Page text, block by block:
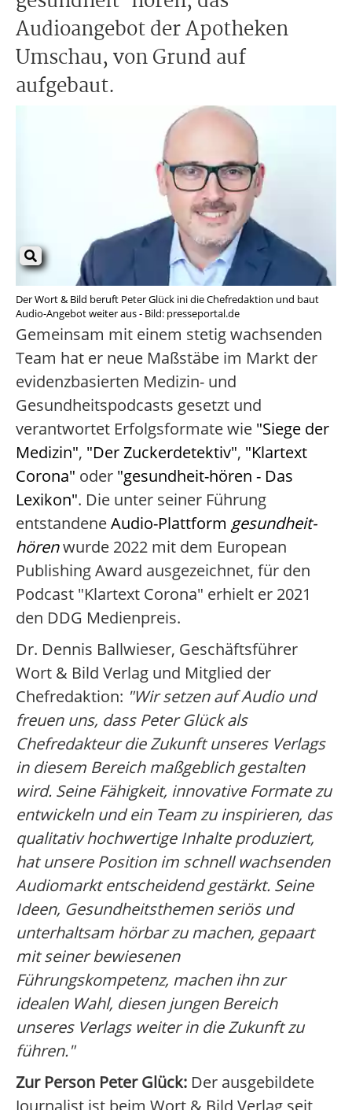
Audioangebot der Apotheken
Umschau, von Grund auf
aufgebaut.
Der Wort & Bild beruft Peter Glück ini die Chefredaktion und baut
Audio-Angebot weiter aus - Bild: presseportal.de
Gemeinsam mit einem stetig wachsenden
Team hat er neue Maßstäbe im Markt der
evidenzbasierten Medizin- und
Gesundheitspodcasts gesetzt und
verantwortet Erfolgsformate wie "Siege der
Medizin", "Der Zuckerdetektiv", "Klartext
Corona" oder "gesundheit-hören - Das
Lexikon". Die unter seiner Führung
entstandeneAudio-Plattform gesundheit-
hörenwurde 2022 mit dem European
Publishing Award ausgezeichnet, für den
Podcast "Klartext Corona" erhielt er 2021
den DDG Medienpreis.
Dr. Dennis Ballwieser, Geschäftsführer
Wort & Bild Verlag und Mitglied der
Chefredaktion: "Wir setzen auf Audio und
freuen uns, dass Peter Glück als
Chefredakteur die Zukunft unseres Verlags
in diesem Bereich maßgeblich gestalten
wird. Seine Fähigkeit, innovative Formate zu
entwickeln und ein Team zu inspirieren, das
qualitativ hochwertige Inhalte produziert,
hat unsere Position im schnell wachsenden
Audiomarkt entscheidend gestärkt. Seine
Ideen, Gesundheitsthemen seriös und
unterhaltsam hörbar zu machen, gepaart
mit seiner bewiesenen
Führungskompetenz, machen ihn zur
idealen Wahl, diesen jungen Bereich
unseres Verlags weiter in die Zukunft zu
führen."
Zur Person Peter Glück: Der ausgebildete